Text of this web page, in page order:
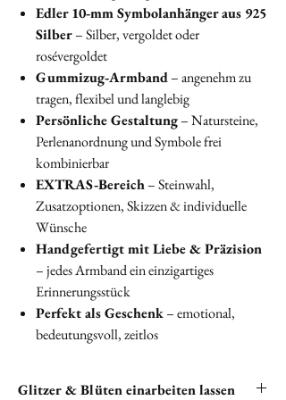
Edler 10‑mm Symbolanhänger aus 925
Silber– Silber, vergoldet oder
rosévergoldet
Gummizug‑Armband– angenehm zu
tragen, flexibel und langlebig
Persönliche Gestaltung– Natursteine,
Perlenanordnung und Symbole frei
kombinierbar
EXTRAS‑Bereich– Steinwahl,
Zusatzoptionen, Skizzen & individuelle
Wünsche
Handgefertigt mit Liebe & Präzision
– jedes Armband ein einzigartiges
Erinnerungsstück
Perfekt als Geschenk– emotional,
bedeutungsvoll, zeitlos
Glitzer & Blüten einarbeiten lassen